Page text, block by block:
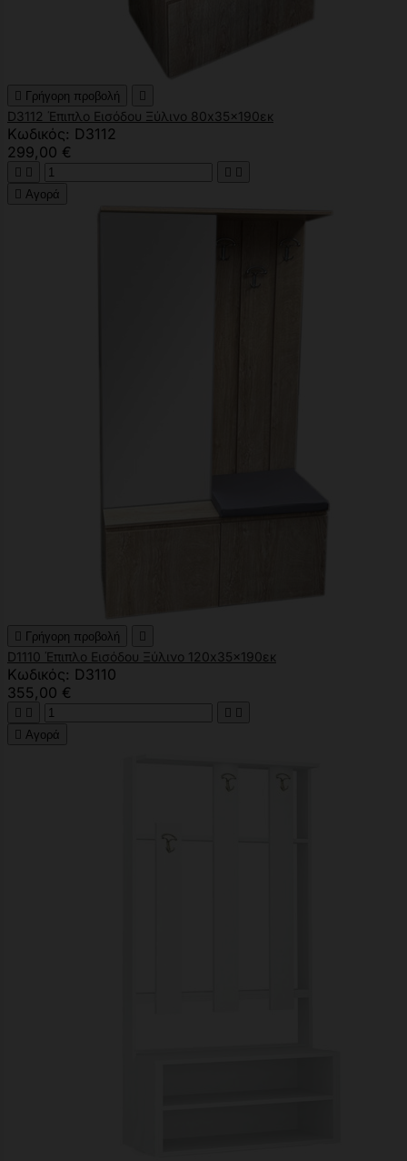
 Γρήγορη προβολή 
D3112 Έπιπλο Εισόδου Ξύλινο 80x35x190εκ
Κωδικός: D3112
299,00 €
   
 Αγορά
 Γρήγορη προβολή 
D1110 Έπιπλο Εισόδου Ξύλινο 120x35x190εκ
Κωδικός: D3110
355,00 €
   
 Αγορά